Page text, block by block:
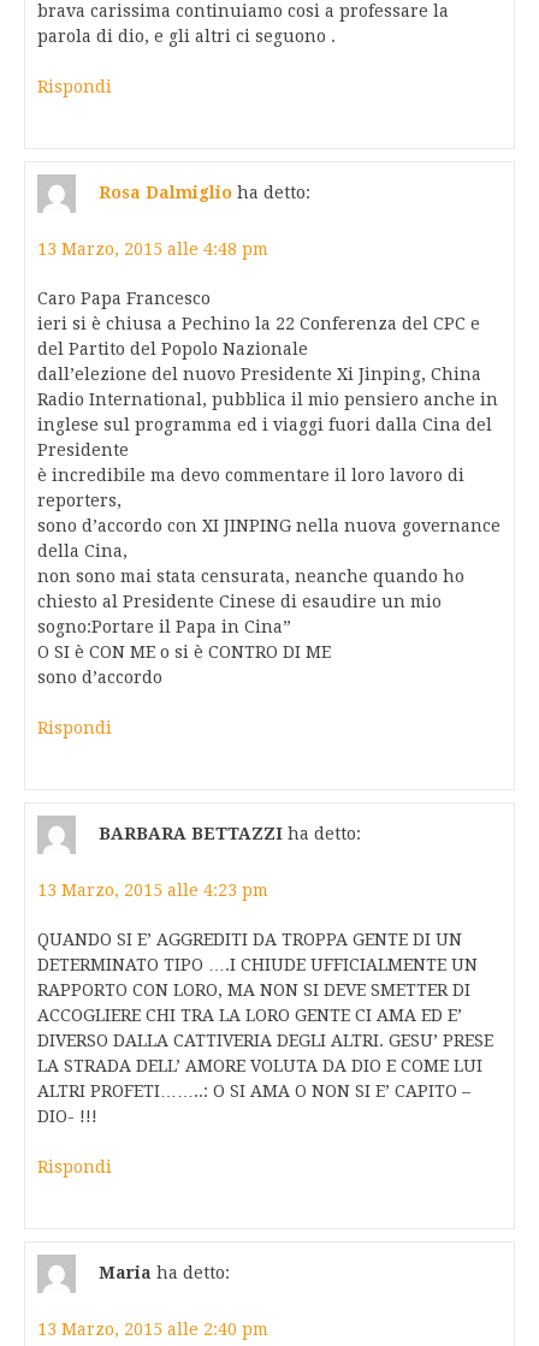
brava carissima continuiamo cosi a professare la
parola di dio, e gli altri ci seguono .
Rispondi
Rosa Dalmiglio ha detto:
13 Marzo, 2015 alle 4:48 pm
Caro Papa Francesco
ieri si è chiusa a Pechino la 22 Conferenza del CPC e
del Partito del Popolo Nazionale
dall’elezione del nuovo Presidente Xi Jinping, China
Radio International, pubblica il mio pensiero anche in
inglese sul programma ed i viaggi fuori dalla Cina del
Presidente
è incredibile ma devo commentare il loro lavoro di
reporters,
sono d’accordo con XI JINPING nella nuova governance
della Cina,
non sono mai stata censurata, neanche quando ho
chiesto al Presidente Cinese di esaudire un mio
sogno:Portare il Papa in Cina”
O SI è CON ME o si è CONTRO DI ME
sono d’accordo
Rispondi
BARBARA BETTAZZI ha detto:
13 Marzo, 2015 alle 4:23 pm
QUANDO SI E’ AGGREDITI DA TROPPA GENTE DI UN
DETERMINATO TIPO ….I CHIUDE UFFICIALMENTE UN
RAPPORTO CON LORO, MA NON SI DEVE SMETTER DI
ACCOGLIERE CHI TRA LA LORO GENTE CI AMA ED E’
DIVERSO DALLA CATTIVERIA DEGLI ALTRI. GESU’ PRESE
LA STRADA DELL’ AMORE VOLUTA DA DIO E COME LUI
ALTRI PROFETI……..: O SI AMA O NON SI E’ CAPITO –
DIO- !!!
Rispondi
Maria ha detto:
13 Marzo, 2015 alle 2:40 pm